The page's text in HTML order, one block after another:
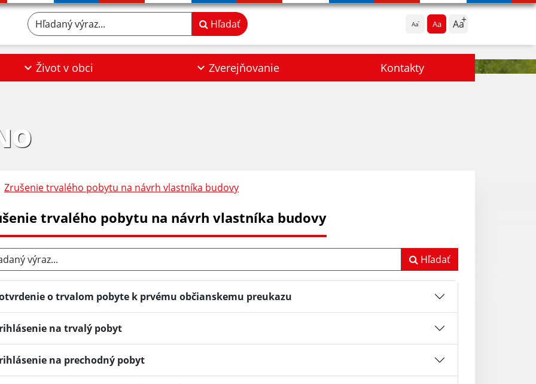
Aa Aa Aa
Hľadaný výraz... Hľadať
Život v obci Zverejňovanie Kontakty
Zrušenie trvalého pobytu na návrh vlastníka budovy
trvalého pobytu na návrh vlastníka budovy
výraz... Hľadať
o trvalom pobyte k prvému občianskemu preukazu
na trvalý pobyt
na prechodný pobyt